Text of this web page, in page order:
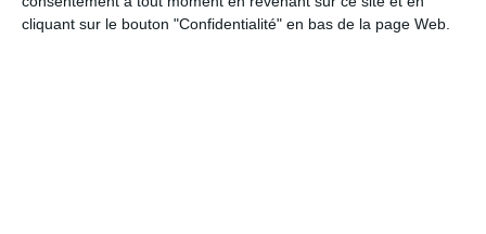
cliquant sur le bouton "Confidentialité" en bas de la page Web.